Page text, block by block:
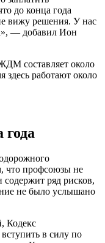
до конца года
вижу решения. У нас
— добавил Ион
составляет около
здесь работают около
года
что профсоюзы не
содер­жит ряд рисков,
не было услышано
Кодекс
в силу по